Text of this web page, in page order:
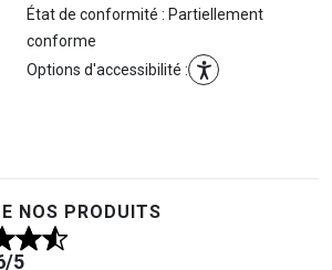
État de conformité : Partiellement
conforme
Options d'accessibilité :
NOS PRODUITS
/5